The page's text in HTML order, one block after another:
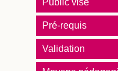
Public visé
Pré-requis
Validation